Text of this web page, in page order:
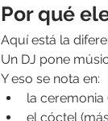
Por qué
Aquí está la
Un DJ pone
Y eso se nota en:
la ceremonia
el cóctel